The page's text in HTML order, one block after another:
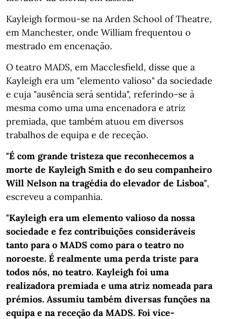
Kayleigh formou-se na Arden School of Theatre,
em Manchester, onde William frequentou o
mestrado em encenação.
O teatro MADS, em Macclesfield, disse que a
Kayleigh era um "elemento valioso" da sociedade
e cuja "ausência será sentida", referindo-se à
mesma como uma uma encenadora e atriz
premiada, que também atuou em diversos
trabalhos de equipa e de receção.
"É com grande tristeza que reconhecemos a
morte de Kayleigh Smith e do seu companheiro
Will Nelson na tragédia do elevador de Lisboa",
escreveu a companhia.
"Kayleigh era um elemento valioso da nossa
sociedade e fez contribuições consideráveis ​​
tanto para o MADS como para o teatro no
noroeste. É realmente uma perda triste para
todos nós, no teatro. Kayleigh foi uma
realizadora premiada e uma atriz nomeada para
prémios. Assumiu também diversas funções na
equipa e na receção da MADS. Foi vice-